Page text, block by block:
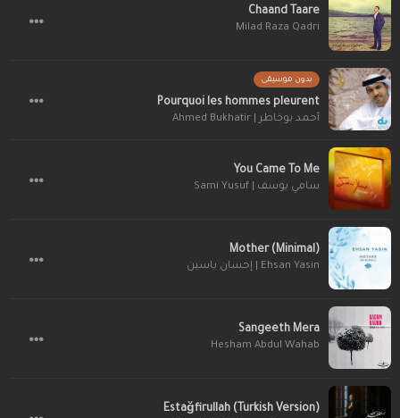
Chaand Taare
Milad Raza Qadri
بدون موسيقى
Pourquoi les hommes pleurent
أحمد بوخاطر | Ahmed Bukhatir
You Came To Me
سامي يوسف | Sami Yusuf
Mother (Minimal)
Ehsan Yasin | إحسان ياسين
Sangeeth Mera
Hesham Abdul Wahab
Estağfirullah (Turkish Version)